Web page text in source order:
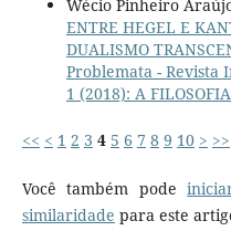
Wécio Pinheiro
ENTRE HEGEL E
DUALISMO
Problemata - Revista
1 (2018): A
<< < 1 2 3 4 5 6 7 8 9 10 > >>
Você também pode
similaridade para este